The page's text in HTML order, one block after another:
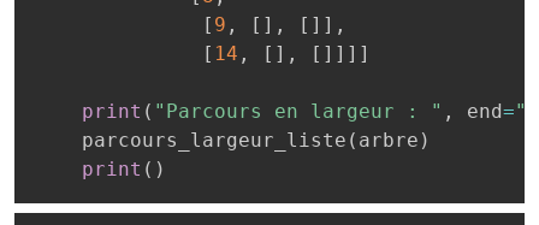
[ 9 , [ ] , [ ] ] ,
[ 14 , [ ] , [ ] ] ] ]
print ( "Parcours en largeur : " , end=""
    parcours_largeur_liste
( arbre )
print ( )